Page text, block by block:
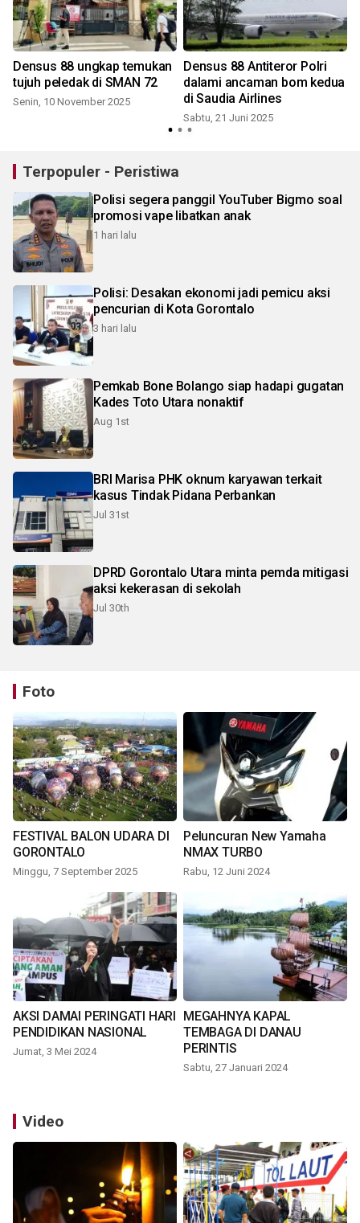
Densus 88 ungkap temukan
tujuh peledak di SMAN 72
Senin, 10 November 2025
Densus 88 Antiteror Polri
dalami ancaman bom kedua
di Saudia Airlines
Sabtu, 21 Juni 2025
Terpopuler - Peristiwa
Polisi segera panggil YouTuber Bigmo soal
promosi vape libatkan anak
1 hari lalu
Polisi: Desakan ekonomi jadi pemicu aksi
pencurian di Kota Gorontalo
3 hari lalu
Pemkab Bone Bolango siap hadapi gugatan
Kades Toto Utara nonaktif
Aug 1st
BRI Marisa PHK oknum karyawan terkait
kasus Tindak Pidana Perbankan
Jul 31st
DPRD Gorontalo Utara minta pemda mitigasi
aksi kekerasan di sekolah
Jul 30th
Foto
FESTIVAL BALON UDARA DI
GORONTALO
Minggu, 7 September 2025
Peluncuran New Yamaha
NMAX TURBO
Rabu, 12 Juni 2024
AKSI DAMAI PERINGATI HARI
PENDIDIKAN NASIONAL
Jumat, 3 Mei 2024
MEGAHNYA KAPAL
TEMBAGA DI DANAU
PERINTIS
Sabtu, 27 Januari 2024
Video